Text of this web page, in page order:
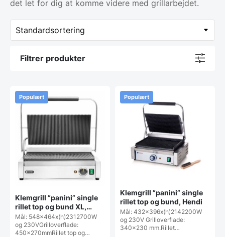
det let for dig at komme videre med grillarbejdet.
Filtrer produkter
Populært
Klemgrill ”panini” single
rillet top og bund XL,
Hendi
Mål: 548x464x(h)2312700W
og 230VGrilloverflade:
450x270mmRillet top og…
Populært
Klemgrill ”panini” single
rillet top og bund, Hendi
Mål: 432x396x(h)2142200W
og 230V Grilloverflade:
340x230 mm.Rillet…